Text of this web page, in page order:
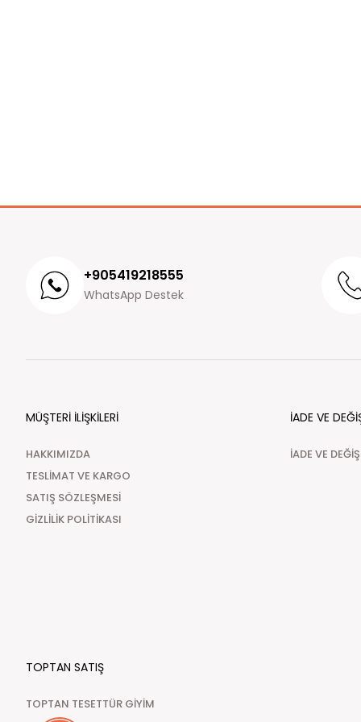
+905419218555
WhatsApp Destek
MÜŞTERİ İLİŞKİLERİ
HAKKIMIZDA
TESLİMAT VE KARGO
SATIŞ SÖZLEŞMESİ
GİZLİLİK POLİTİKASI
İADE VE
İADE VE
TOPTAN SATIŞ
TOPTAN TESETTÜR GİYİM